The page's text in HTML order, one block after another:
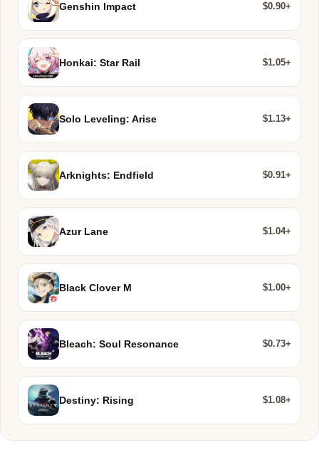
Genshin Impact $0.90+
Honkai: Star Rail $1.05+
Solo Leveling: Arise $1.13+
Arknights: Endfield $0.91+
Azur Lane $1.04+
Black Clover M $1.00+
Bleach: Soul Resonance $0.73+
Destiny: Rising $1.08+